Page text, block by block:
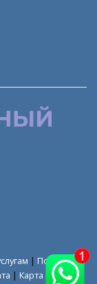
| Поиск
| Карта сайта